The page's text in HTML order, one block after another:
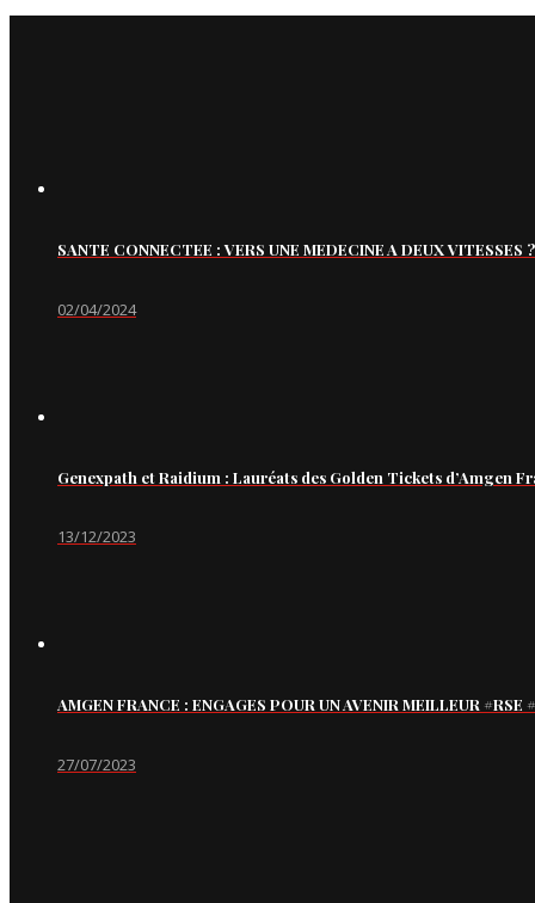
SANTE CONNECTEE : VERS UNE MEDECINE A DEUX VITESSES ?
02/04/2024
Genexpath et Raidium : Lauréats des Golden Tickets d’Amgen
13/12/2023
AMGEN FRANCE : ENGAGES POUR UN AVENIR MEILLEUR
27/07/2023